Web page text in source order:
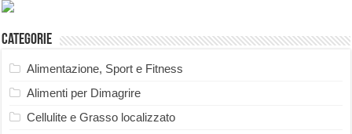
Categorie
Alimentazione, Sport e Fitness
Alimenti per Dimagrire
Cellulite e Grasso localizzato